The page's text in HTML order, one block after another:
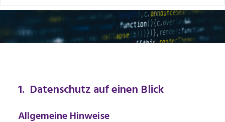
1. Datenschutz auf einen Blick
Allgemeine Hinweise